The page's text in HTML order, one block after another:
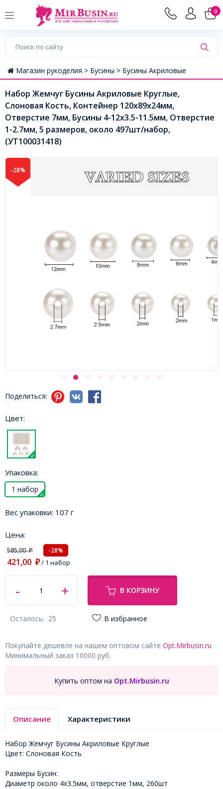
0
Магазин рукоделия > Бусины > Бусины Акриловые
Набор Жемчуг Бусины Акриловые Круглые,
Слоновая Кость, Контейнер 120х89х24мм,
Отверстие 7мм, Бусины 4-12х3.5-11.5мм, Отверстие
1-2.7мм, 5 размеров, около 497шт/набор,
(УТ100031418)
-28%
Поделиться:
Цвет:
Упаковка:
1 набор
Вес упаковки: 107 г
Цена:
585,00₽ -28%
421,00 ₽/ 1 набор
В КОРЗИНУ
Осталось: 25 В избранное
Покупайте дешевле на нашем оптовом сайте Opt.Mirbusin.ru
Минимальный заказ 10000 руб.
Купить оптом на Opt.Mirbusin.ru
Описание Характеристики
Набор Жемчуг Бусины Акриловые Круглые
Цвет: Слоновая Кость
Размеры Бусин:
Диаметр около 4x3.5мм, отверстие 1мм, 260шт